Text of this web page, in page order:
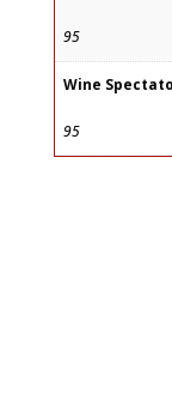
95
Wine
95